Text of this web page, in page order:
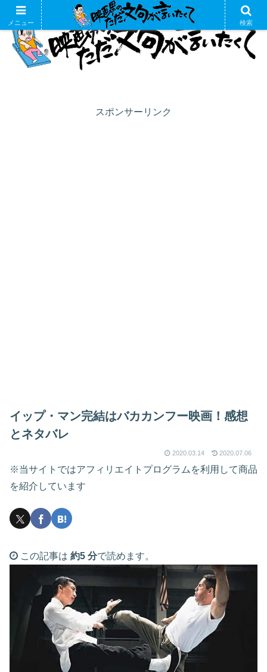
スポンサーリンク
イップ・マン完結はバカカンフー映画！感想
とネタバレ
2020.03.14 2020.07.06
※当サイトではアフィリエイトプログラムを利用して商品
を紹介しています
この記事は 約5 分で読めます。
メニュー 検索